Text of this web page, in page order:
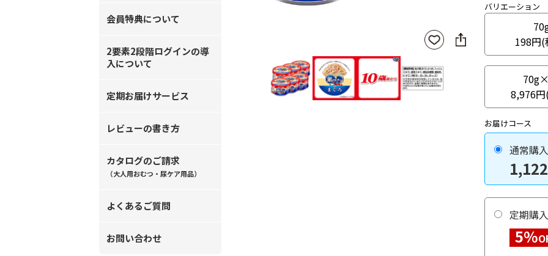
会員特典について
2要素2段階ログインの導
入について
定期お届けサービス
レビューの書き方
カタログのご請求
（大人用おむつ・尿ケア用品）
よくあるご質問
お問い合わせ
お気
に入
登録
SNS
に
バリエーション
198円
8,976
お届けコース
通常購入
1,122
定期購入
5%